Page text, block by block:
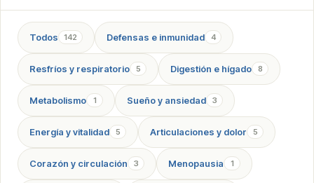
Todos 142 Defensas e inmunidad 4
Resfríos y respiratorio 5 Digestión e hígado 8
Metabolismo 1 Sueño y ansiedad 3
Energía y vitalidad 5 Articulaciones y dolor 5
Corazón y circulación 3 Menopausia 1